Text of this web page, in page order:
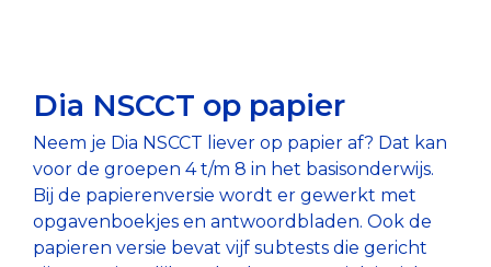
Dia NSCCT op papier
Neem je Dia NSCCT liever op papier af? Dat kan
voor de groepen 4 t/m 8 in het basisonderwijs.
Bij de papierenversie wordt er gewerkt met
opgavenboekjes en antwoordbladen. Ook de
papieren versie bevat vijf subtests die gericht